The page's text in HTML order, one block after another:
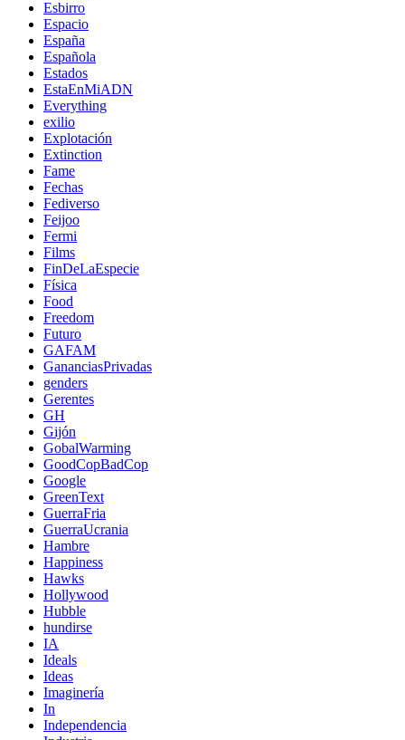
Esbirro
Espacio
España
Española
Estados
EstaEnMiADN
Everything
exilio
Explotación
Extinction
Fame
Fechas
Fediverso
Feijoo
Fermi
Films
FinDeLaEspecie
Física
Food
Freedom
Futuro
GAFAM
GananciasPrivadas
genders
Gerentes
GH
Gijón
GobalWarming
GoodCopBadCop
Google
GreenText
GuerraFria
GuerraUcrania
Hambre
Happiness
Hawks
Hollywood
Hubble
hundirse
IA
Ideals
Ideas
Imaginería
In
Independencia